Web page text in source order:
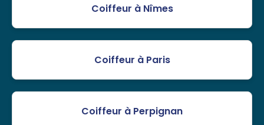
Coiffeur à Nîmes
Coiffeur à Paris
Coiffeur à Perpignan